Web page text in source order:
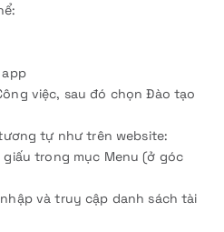
việc, sau đó chọn Đào tạo
tự như trên website:
trong mục Menu (ở góc
và truy cập danh sách tài